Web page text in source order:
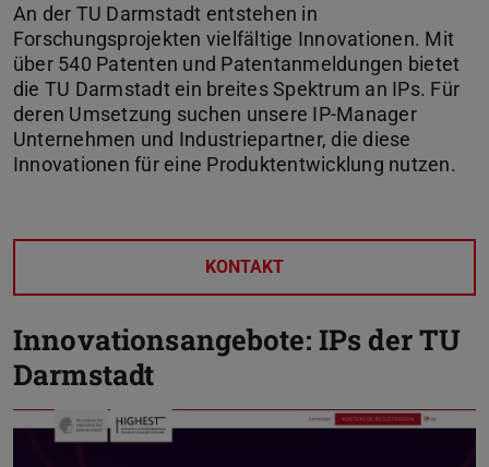
An der TU Darmstadt entstehen in
Forschungsprojekten vielfältige Innovationen. Mit
über 540 Patenten und Patentanmeldungen bietet
die TU Darmstadt ein breites Spektrum an IPs. Für
deren Umsetzung suchen unsere IP-Manager
Unternehmen und Industriepartner, die diese
Innovationen für eine Produktentwicklung nutzen.
KONTAKT
Innovationsangebote: IPs der TU
Darmstadt